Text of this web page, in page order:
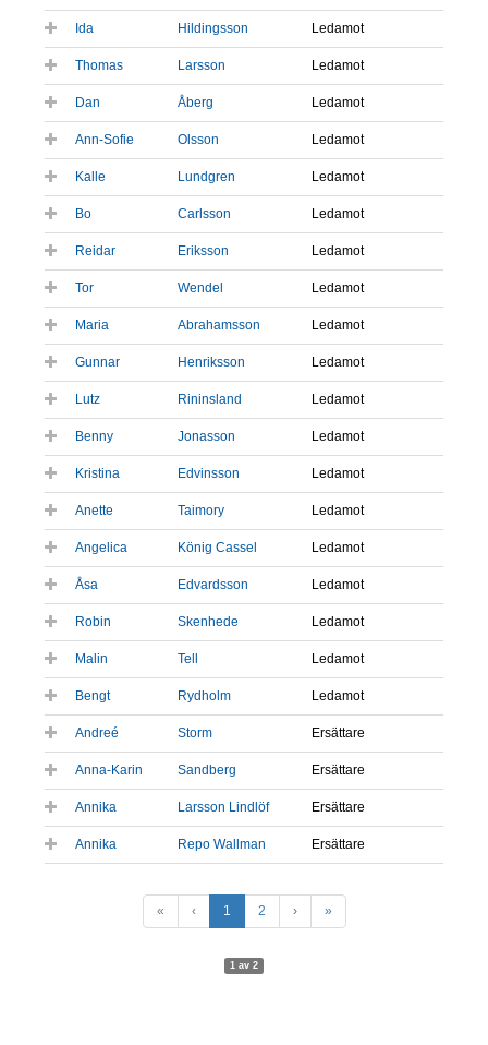
Ida Hildingsson Ledamot
Thomas Larsson Ledamot
Dan Åberg Ledamot
Ann-Sofie Olsson Ledamot
Kalle Lundgren Ledamot
Bo Carlsson Ledamot
Reidar Eriksson Ledamot
Tor Wendel Ledamot
Maria Abrahamsson Ledamot
Gunnar Henriksson Ledamot
Lutz Rininsland Ledamot
Benny Jonasson Ledamot
Kristina Edvinsson Ledamot
Anette Taimory Ledamot
Angelica König Cassel Ledamot
Åsa Edvardsson Ledamot
Robin Skenhede Ledamot
Malin Tell Ledamot
Bengt Rydholm Ledamot
Andreé Storm Ersättare
Anna-Karin Sandberg Ersättare
Annika Larsson Lindlöf Ersättare
Annika Repo Wallman Ersättare
« ‹ 1 2 › »
1 av 2